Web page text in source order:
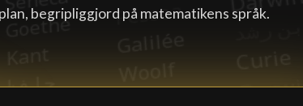
begripliggjord på matematikens språk.